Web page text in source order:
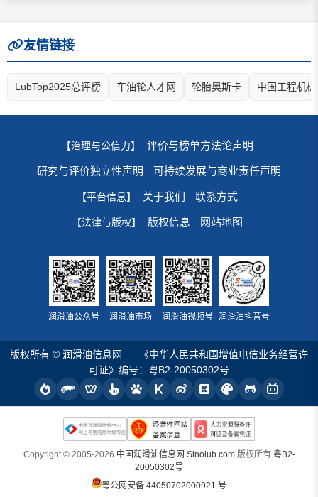
友情链接
LubTop2025总评榜 车油轮人才网 轮胎奥斯卡 中国工程机
【治理与公信力】 评价与榜单方法论声明
研究与评价独立性声明 可持续发展与商业责任声明
【平台信息】 关于我们 联系方式
【法律与版权】 版权信息 网站地图
润滑油公众号 润滑油市场 润滑油视频号 润滑油抖音号
版权所有 © 润滑油信息网
《中华人民共和国增值电信业务经营许
可证》编号：粤B2-20050302号
Copyright © 2005-2026 中国润滑油信息网 Sinolub.com版权所有 粤B2-
20050302号
粤公网安备 44050702000921 号